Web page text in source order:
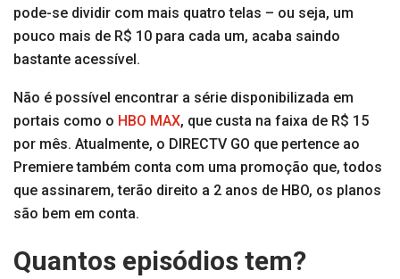
pode-se dividir com mais quatro telas – ou seja, um
pouco mais de R$ 10 para cada um, acaba saindo
bastante acessível.
Não é possível encontrar a série disponibilizada em
portais como o HBO MAX, que custa na faixa de R$ 15
por mês. Atualmente, o DIRECTV GO que pertence ao
Premiere também conta com uma promoção que, todos
que assinarem, terão direito a 2 anos de HBO, os planos
são bem em conta.
Quantos episódios tem?